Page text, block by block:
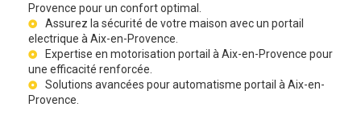
Provence pour un confort optimal.
Assurez la sécurité de votre maison avec un portail
electrique à Aix-en-Provence
Expertise en motorisation portail à Aix-en-Provence pour
une efficacité renforcée.
Solutions avancées pourautomatisme portail à Aix-en-
Provence